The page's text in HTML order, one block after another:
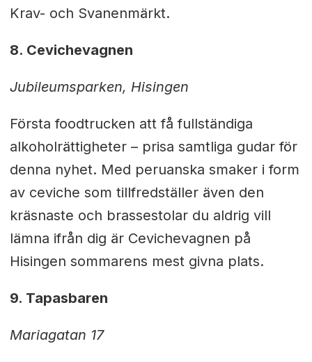
Krav- och Svanenmärkt.
8. Cevichevagnen
Jubileumsparken, Hisingen
Första foodtrucken att få fullständiga
alkoholrättigheter – prisa samtliga gudar för
denna nyhet. Med peruanska smaker i form
av ceviche som tillfredställer även den
kräsnaste och brassestolar du aldrig vill
lämna ifrån dig är Cevichevagnen på
Hisingen sommarens mest givna plats.
9. Tapasbaren
Mariagatan 17